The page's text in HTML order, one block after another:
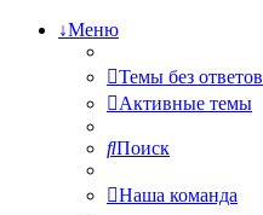
↓Меню
Темы без ответов
Активные темы
Поиск
Наша команда